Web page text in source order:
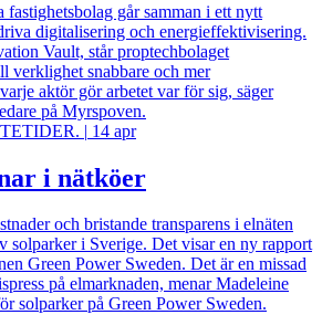
fastighetsbolag går samman i ett nytt
digitalisering och energieffektivisering.
Vault, står proptechbolaget
verklighet snabbare och mer
aktör gör arbetet var för sig, säger
på Myrspoven.
| 14 apr
i nätköer
och bristande transparens i elnäten
solparker i Sverige. Det visar en ny rapport
Green Power Sweden. Det är en missad
på elmarknaden, menar Madeleine
solparker på Green Power Sweden.